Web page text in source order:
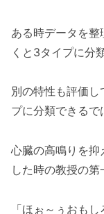
ある時データを
くと3タイプに分
別の特性も評価
プに分類できるで
心臓の高鳴りを
した時の教授の第
「ほぉ～ぅおもし